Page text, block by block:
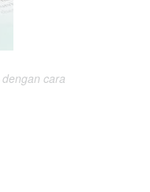
cara